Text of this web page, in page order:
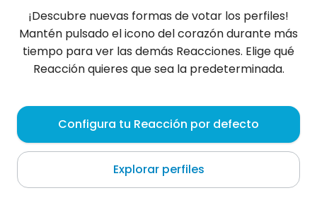
omarlf , 30
Tataouine
Sobre mí
¡Descubre nuevas formas de votar los perfiles!
Mantén pulsado el icono del corazón durante más
tiempo para ver las demás Reacciones. Elige qué
Reacción quieres que sea la predeterminada.
Configura tu Reacción por defecto
Explorar perfiles